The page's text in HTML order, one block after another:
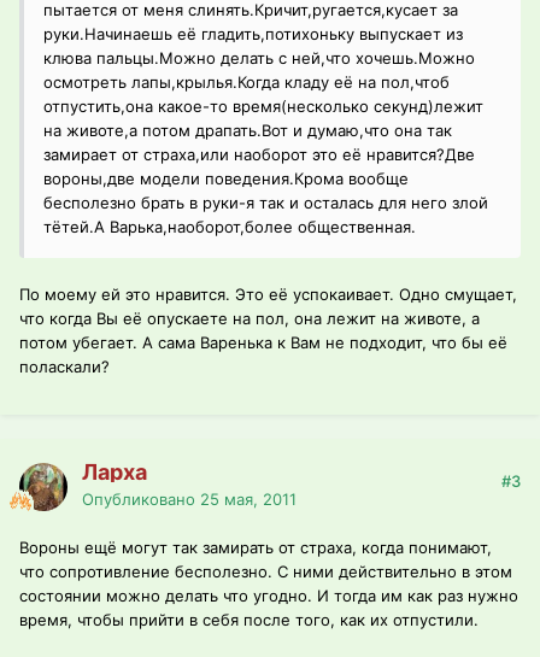
пытается от меня слинять.Кричит,ругается,кусает за
руки.Начинаешь её гладить,потихоньку выпускает из
клюва пальцы.Можно делать с ней,что хочешь.Можно
осмотреть лапы,крылья.Когда кладу её на пол,чтоб
отпустить,она какое-то время(несколько секунд)лежит
на животе,а потом драпать.Вот и думаю,что она так
замирает от страха,или наоборот это её нравится?Две
вороны,две модели поведения.Крома вообще
бесполезно брать в руки-я так и осталась для него злой
тётей.А Варька,наоборот,более общественная.
По моему ей это нравится. Это её успокаивает. Одно смущает,
что когда Вы её опускаете на пол, она лежит на животе, а
потом убегает. А сама Варенька к Вам не подходит, что бы её
поласкали?
Ларха
Опубликовано 25 мая, 2011
#3
Вороны ещё могут так замирать от страха, когда понимают,
что сопротивление бесполезно. С ними действительно в этом
состоянии можно делать что угодно. И тогда им как раз нужно
время, чтобы прийти в себя после того, как их отпустили.